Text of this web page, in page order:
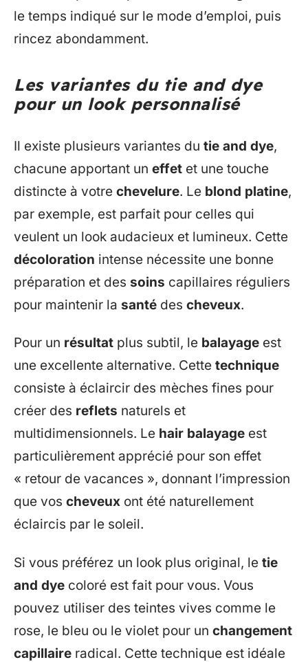
le temps indiqué sur le mode d’emploi, puis
rincez abondamment.
Les variantes du tie and dye
pour un look personnalisé
Il existe plusieurs variantes du tie and dye,
chacune apportant un effet et une touche
distincte à votre chevelure. Le blond platine,
par exemple, est parfait pour celles qui
veulent un look audacieux et lumineux. Cette
décoloration intense nécessite une bonne
préparation et des soins capillaires réguliers
pour maintenir la santé des cheveux.
Pour un résultat plus subtil, le balayage est
une excellente alternative. Cette technique
consiste à éclaircir des mèches fines pour
créer des reflets naturels et
multidimensionnels. Le hair balayage est
particulièrement apprécié pour son effet
« retour de vacances », donnant l’impression
que vos cheveux ont été naturellement
éclaircis par le soleil.
Si vous préférez un look plus original, le tie
and dye coloré est fait pour vous. Vous
pouvez utiliser des teintes vives comme le
rose, le bleu ou le violet pour un changement
capillaire radical. Cette technique est idéale